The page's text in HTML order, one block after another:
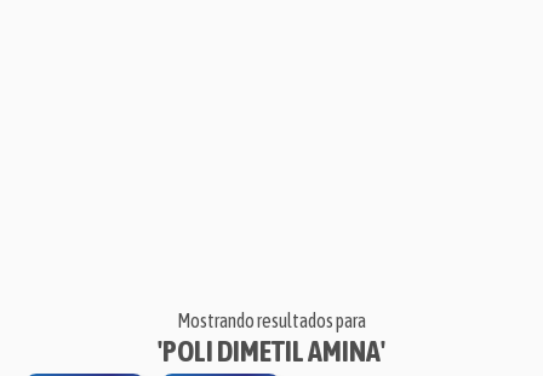
Mostrando resultados para
'POLI DIMETIL AMINA'